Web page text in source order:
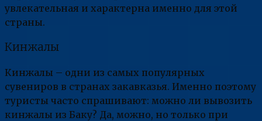
увлекательная и характерна именно для этой
страны.
Кинжалы
Кинжалы – одни из самых популярных
сувениров в странах закавказья. Именно поэтому
туристы часто спрашивают: можно ли вывозить
кинжалы из Баку? Да, можно, но только при